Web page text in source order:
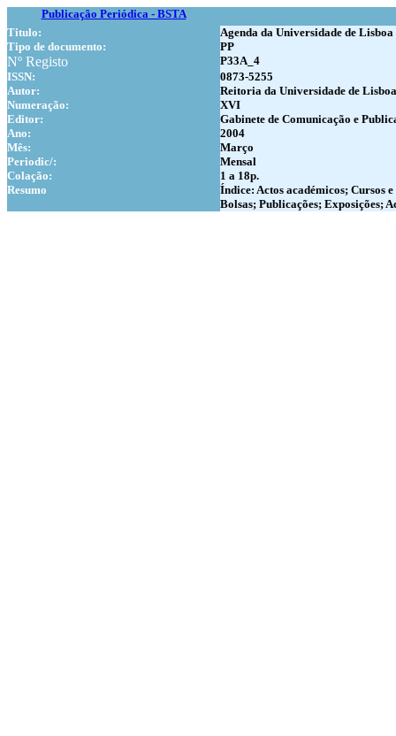
Publicação Periódica - BSTA
Titulo:
Agenda da Universidade de Lisboa
Tipo de documento:
PP
Nº Registo
P33A_4
ISSN:
0873-5255
Autor:
Reitoria da Universidade de Lisboa
Numeração:
XVI
Editor:
Gabinete de Comunicação e
Ano:
2004
Mês:
Março
Periodic/:
Mensal
Colação:
1 a 18p.
Resumo
Índice: Actos académicos; Cursos
Bolsas; Publicações; Exposições;